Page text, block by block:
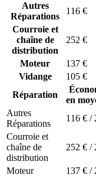
Autres
Réparations
116 €
Courroie et
chaîne de
distribution
252 €
Moteur 137 €
Vidange
105 €
Réparation
en
Autres
Réparations
116 € /
Courroie et
chaîne de
distribution
252 € /
Moteur 137 € /